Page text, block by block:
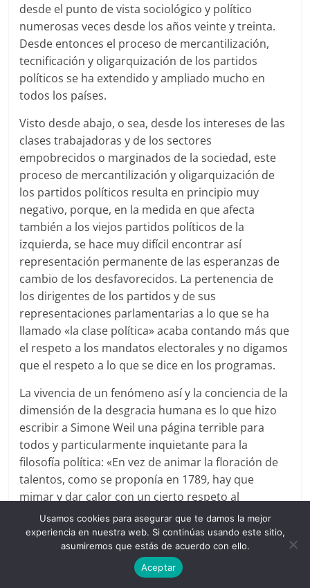
desde el punto de vista sociológico y político
numerosas veces desde los años veinte y treinta.
Desde entonces el proceso de mercantilización,
tecnificación y oligarquización de los partidos
políticos se ha extendido y ampliado mucho en
todos los países.
Visto desde abajo, o sea, desde los intereses de las
clases trabajadoras y de los sectores
empobrecidos o marginados de la sociedad, este
proceso de mercantilización y oligarquización de
los partidos políticos resulta en principio muy
negativo, porque, en la medida en que afecta
también a los viejos partidos políticos de la
izquierda, se hace muy difícil encontrar así
representación permanente de las esperanzas de
cambio de los desfavorecidos. La pertenencia de
los dirigentes de los partidos y de sus
representaciones parlamentarias a lo que se ha
llamado «la clase política» acaba contando más que
el respeto a los mandatos electorales y no digamos
que el respeto a lo que se dice en los programas.
La vivencia de un fenómeno así y la conciencia de la
dimensión de la desgracia humana es lo que hizo
escribir a Simone Weil una página terrible para
todos y particularmente inquietante para la
filosofía política: «En vez de animar la floración de
talentos, como se proponía en 1789, hay que
mimar y dar calor con un cierto respeto al
crecimiento del genio; porque sólo los héroes
realmente puros, los santos y los genios pueden
ser un socorro para los desgraciados […] Ni las
personalidades, ni los partidos dan audiencia
Usamos cookies para asegurar que te damos la mejor
experiencia en nuestra web. Si continúas usando este sitio,
asumiremos que estás de acuerdo con ello.
Aceptar